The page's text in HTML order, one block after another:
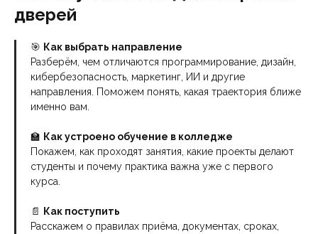
дверей
🎯 Как выбрать направление
Разберём, чем отличаются программирование, дизайн,
кибербезопасность, маркетинг, ИИ и другие
направления. Поможем понять, какая траектория ближе
именно вам.
🏫 Как устроено обучение в колледже
Покажем, как проходят занятия, какие проекты делают
студенты и почему практика важна уже с первого
курса.
📄 Как поступить
Расскажем о правилах приёма, документах, сроках,